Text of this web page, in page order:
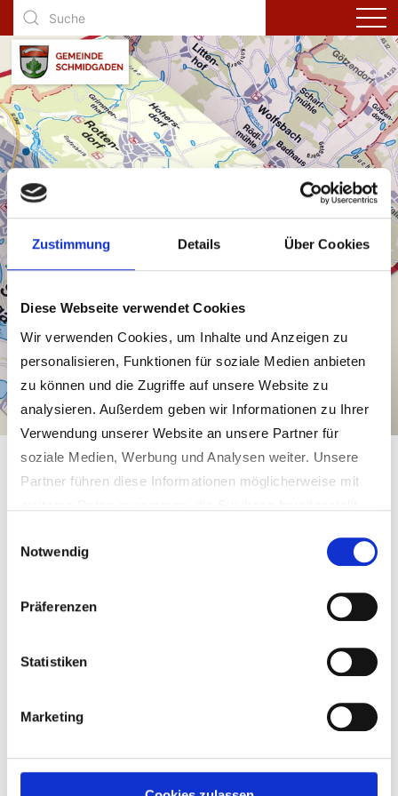
Zustimmung Details Über Cookies
Diese Webseite verwendet Cookies
Wir verwenden Cookies, um Inhalte und Anzeigen zu
personalisieren, Funktionen für soziale Medien anbieten
zu können und die Zugriffe auf unsere Website zu
analysieren. Außerdem geben wir Informationen zu Ihrer
Verwendung unserer Website an unsere Partner für
soziale Medien, Werbung und Analysen weiter. Unsere
Partner führen diese Informationen möglicherweise mit
gesammelt haben.
Datenschutzhinweisen
Notwendig
Präferenzen
Statistiken
Marketing
Ortsplan
Gemeinde Schmidgaden
Gemeinde & Bürgerservice
Informationen
Ortsplan
Zur Darstellung bitte auf den Button klicken (PDF-